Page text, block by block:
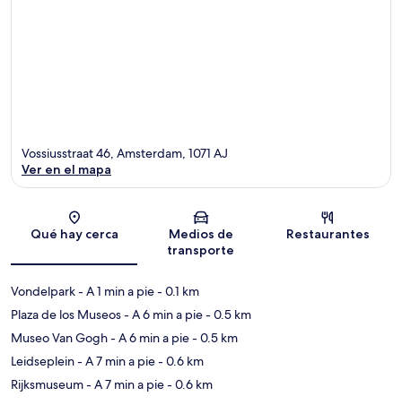
Sección del mapa
Vossiusstraat 46, Amsterdam, 1071 AJ
Ver en el mapa
Qué hay cerca
Medios de
transporte
Restaurantes
Vondelpark- A 1 min a pie- 0.1 km
Plaza de los Museos- A 6 min a pie- 0.5 km
Museo Van Gogh- A 6 min a pie- 0.5 km
Leidseplein- A 7 min a pie- 0.6 km
Rijksmuseum- A 7 min a pie- 0.6 km